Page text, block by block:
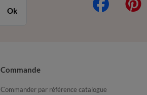
Ok
Commande
Commander par référence catalogue